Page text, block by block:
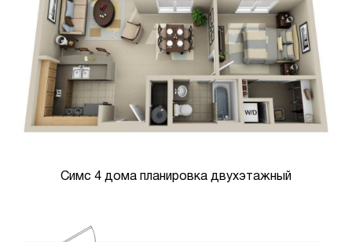
Симс 4 дома планировка двухэтажный